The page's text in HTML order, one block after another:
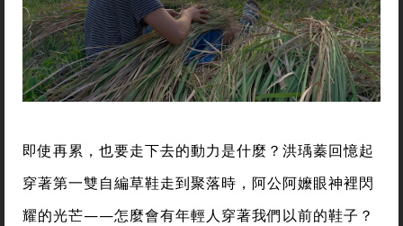
即使再累，也要走下去的動力是什麼？洪瑀蓁回憶起
穿著第一雙自編草鞋走到聚落時，阿公阿嬤眼神裡閃
耀的光芒——怎麼會有年輕人穿著我們以前的鞋子？